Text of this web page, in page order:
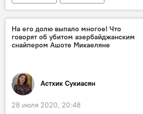
На его долю выпало многое! Что
говорят об убитом азербайджанским
снайпером Ашоте Микаеляне
Астхик Сукиасян
28 июля 2020, 20:48